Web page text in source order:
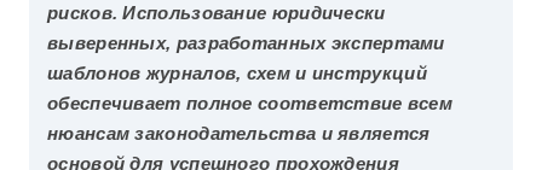
рисков. Использование юридически
выверенных, разработанных экспертами
шаблонов журналов, схем и инструкций
обеспечивает полное соответствие всем
нюансам законодательства и является
основой для успешного прохождения